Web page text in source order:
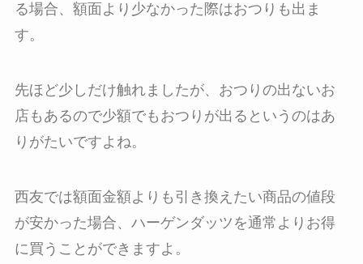
る場合、額面より少なかった際はおつりも出ま
す。
先ほど少しだけ触れましたが、おつりの出ないお
店もあるので少額でもおつりが出るというのはあ
りがたいですよね。
西友では額面金額よりも引き換えたい商品の値段
が安かった場合、ハーゲンダッツを通常よりお得
に買うことができますよ。